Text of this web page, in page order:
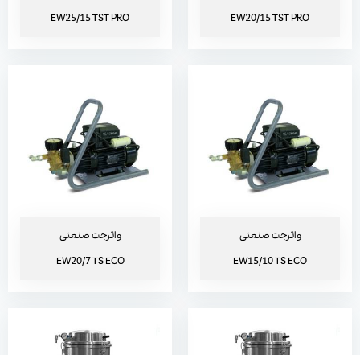
EW20/15 TST PRO
EW25/15 TST PRO
واترجت صنعتی
EW15/10 TS ECO
واترجت صنعتی
EW20/7 TS ECO